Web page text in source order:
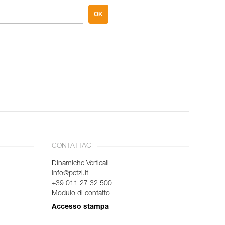
OK
CONTATTACI
Dinamiche Verticali
info@petzl.it
+39 011 27 32 500
Modulo di contatto
Accesso stampa